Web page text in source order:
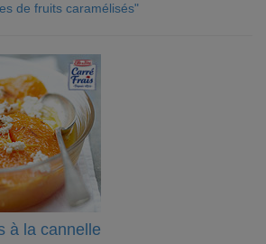
de fruits caramélisés"
à la cannelle